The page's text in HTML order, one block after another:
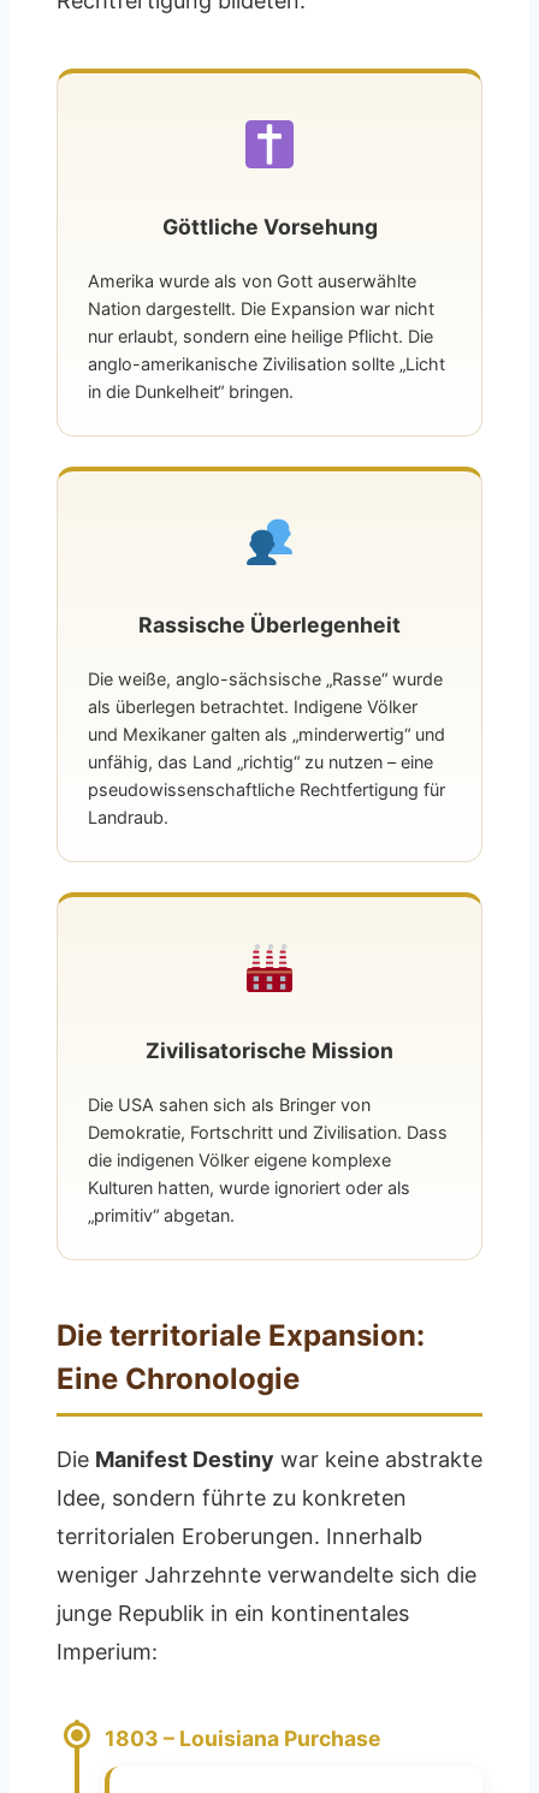
Göttliche Vorsehung
Amerika wurde als von Gott auserwählte
Nation dargestellt. Die Expansion war nicht
nur erlaubt, sondern eine heilige Pflicht. Die
anglo-amerikanische Zivilisation sollte „Licht
in die Dunkelheit“ bringen.
Rassische Überlegenheit
Die weiße, anglo-sächsische „Rasse“ wurde
als überlegen betrachtet. Indigene Völker
und Mexikaner galten als „minderwertig“ und
unfähig, das Land „richtig“ zu nutzen – eine
pseudowissenschaftliche Rechtfertigung für
Landraub.
Zivilisatorische Mission
Die USA sahen sich als Bringer von
Demokratie, Fortschritt und Zivilisation. Dass
die indigenen Völker eigene komplexe
Kulturen hatten, wurde ignoriert oder als
„primitiv“ abgetan.
Die territoriale Expansion:
Eine Chronologie
Die Manifest Destiny war keine abstrakte
Idee, sondern führte zu konkreten
territorialen Eroberungen. Innerhalb
weniger Jahrzehnte verwandelte sich die
junge Republik in ein kontinentales
Imperium:
1803 – Louisiana Purchase